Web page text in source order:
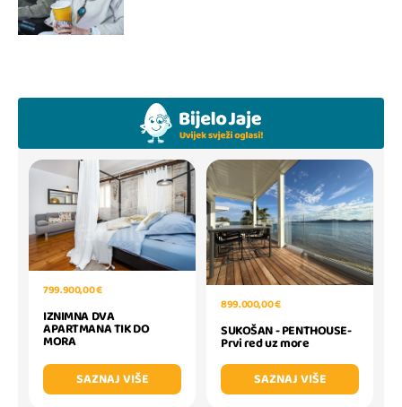
799.900,00 €
IZNIMNA DVA
APARTMANA TIK DO
MORA
SAZNAJ VIŠE
899.000,00 €
SUKOŠAN - PENTHOUSE-
Prvi red uz more
SAZNAJ VIŠE